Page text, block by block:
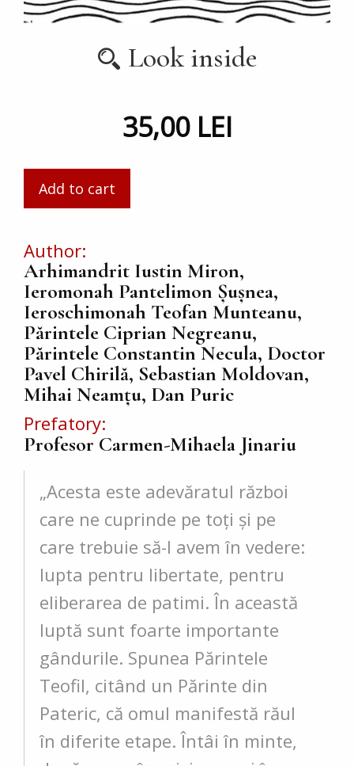
Look inside
35,00 LEI
Author
Arhimandrit Iustin Miron,
Ieromonah Pantelimon Șușnea,
Ieroschimonah Teofan Munteanu,
Părintele Ciprian Negreanu,
Părintele Constantin Necula, Doctor
Pavel Chirilă, Sebastian Moldovan,
Mihai Neamțu, Dan Puric
Prefatory
Profesor Carmen-Mihaela Jinariu
„Acesta este adevăratul război
care ne cuprinde pe toți și pe
care trebuie să-l avem în vedere:
lupta pentru libertate, pentru
eliberarea de patimi. În această
luptă sunt foarte importante
gândurile. Spunea Părintele
Teofil, citând un Părinte din
Pateric, că omul manifestă răul
în diferite etape. Întâi în minte,